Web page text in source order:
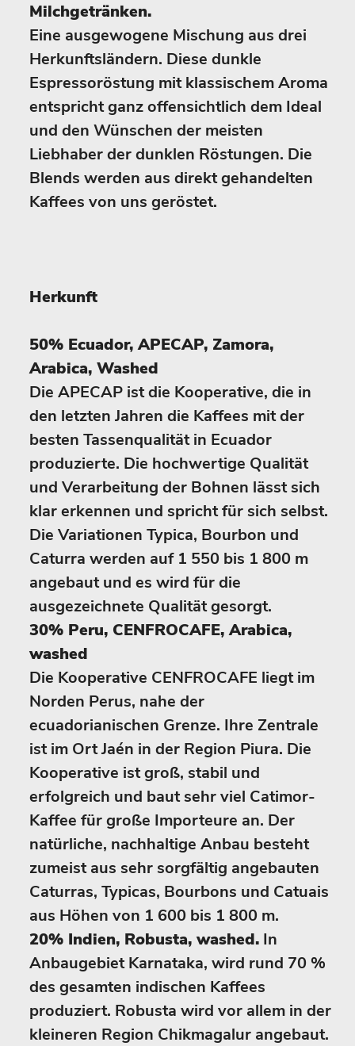
Milchgetränken.
Eine ausgewogene Mischung aus drei
Herkunftsländern. Diese dunkle
Espressoröstung mit klassischem Aroma
entspricht ganz offensichtlich dem Ideal
und den Wünschen der meisten
Liebhaber der dunklen Röstungen. Die
Blends werden aus direkt gehandelten
Kaffees von uns geröstet.
Herkunft
50% Ecuador, APECAP, Zamora,
Arabica, Washed
Die APECAP ist die Kooperative, die in
den letzten Jahren die Kaffees mit der
besten Tassenqualität in Ecuador
produzierte. Die hochwertige Qualität
und Verarbeitung der Bohnen lässt sich
klar erkennen und spricht für sich selbst.
Die Variationen Typica, Bourbon und
Caturra werden auf 1 550 bis 1 800 m
angebaut und es wird für die
ausgezeichnete Qualität gesorgt.
30% Peru, CENFROCAFE, Arabica,
washed
Die Kooperative CENFROCAFE liegt im
Norden Perus, nahe der
ecuadorianischen Grenze. Ihre Zentrale
ist im Ort Jaén in der Region Piura. Die
Kooperative ist groß, stabil und
erfolgreich und baut sehr viel Catimor-
Kaffee für große Importeure an. Der
natürliche, nachhaltige Anbau besteht
zumeist aus sehr sorgfältig angebauten
Caturras, Typicas, Bourbons und Catuais
aus Höhen von 1 600 bis 1 800 m.
20% Indien, Robusta, washed. In
Anbaugebiet Karnataka, wird rund 70 %
des gesamten indischen Kaffees
produziert. Robusta wird vor allem in der
kleineren Region Chikmagalur angebaut.